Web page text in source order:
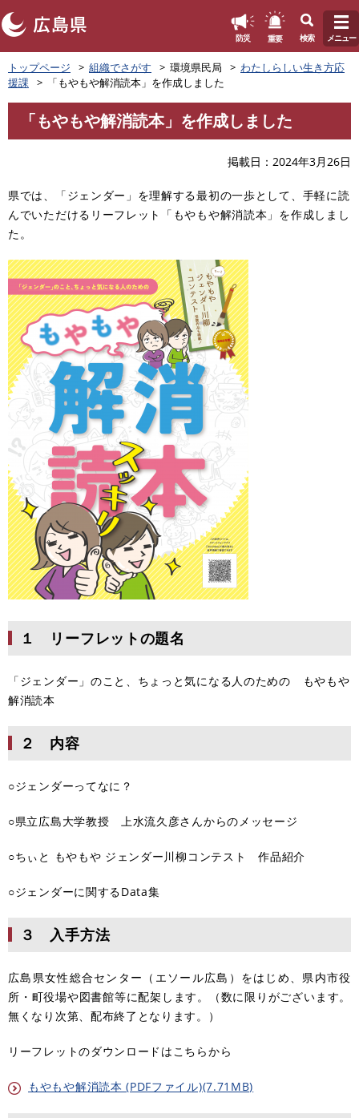
ペ
ー
ジ
の
頭
。
防災 重要 検索 メニュー
トップページ 組織でさがす 環境県民局
わたしらしい生き方応
援課
「もやもや解消読本」を作成しました
文
「もやもや解消読本」を作成しました
掲載日 2024年3月26日
県では、「ジェンダー」を理解する最初の一歩として、手軽に読
んでいただけるリーフレット「もやもや解消読本」を作成しまし
た。
１ リーフレットの題名
「ジェンダー」のこと、ちょっと気になる人のための もやもや
解消読本
２ 内容
○ジェンダーってなに？
○県立広島大学教授 上水流久彦さんからのメッセージ
○ちぃと もやもや ジェンダー川柳コンテスト 作品紹介
○ジェンダーに関するData集
３ 入手方法
広島県女性総合センター（エソール広島）をはじめ、県内市役
所・町役場や図書館等に配架します。（数に限りがございます。
無くなり次第、配布終了となります。）
リーフレットのダウンロードはこちらから
もやもや解消読本 (PDFファイル)(7.71MB)